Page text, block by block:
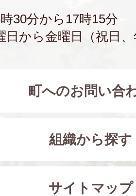
30分から17時15分
日から金曜日（祝日
町へのお問い合
組織から探す
サイトマップ